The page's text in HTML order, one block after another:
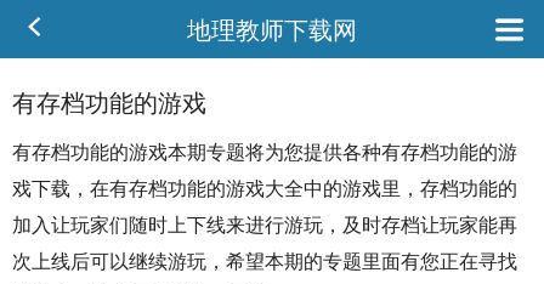
地理教师下载网
有存档功能的游戏
有存档功能的游戏本期专题将为您提供各种有存档功能的游
戏下载，在有存档功能的游戏大全中的游戏里，存档功能的
加入让玩家们随时上下线来进行游玩，及时存档让玩家能再
次上线后可以继续游玩，希望本期的专题里面有您正在寻找